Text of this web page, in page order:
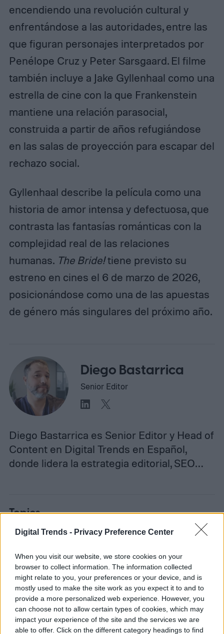
Digital Trends - Privacy Preference Center
When you visit our website, we store cookies on your
browser to collect information. The information collected
might relate to you, your preferences or your device, and is
mostly used to make the site work as you expect it to and to
provide a more personalized web experience. However, you
can choose not to allow certain types of cookies, which may
impact your experience of the site and the services we are
able to offer. Click on the different category headings to find
encendiendo una revolución cultural y
enfrentándose a las autoridades, entre las
que figuran personajes interpretados por
Penélope Cruz y Peter Sarsgaard. El filme
también incluye a Jake Gyllenhaal como una
estrella de cine con la que Frankenstein
mantiene una relación parasocial,
construida a partir de años refugiándose
en las salas de proyección para escapar del
rechazo social.
Gyllenhaal describe la película como una
historia de amor intensa y defectuosa, que
contrasta las fantasías románticas con la
complejidad real de las relaciones
humanas. The Bride!tiene previsto su
estreno en cines el 6 de marzo de 2026,
posicionándose como una de las apuestas
de género más singulares del próximo año.
Diego Bastarrica
Senior Editor
Diego Bastarrica es Senior Editor y Head of
Content en Digital Trends en Español,
donde lidera la estrategia editorial, SEO…
Topics
Noticias Homepage
ENTRETENIMIENTO
Un hombre vive dentro de